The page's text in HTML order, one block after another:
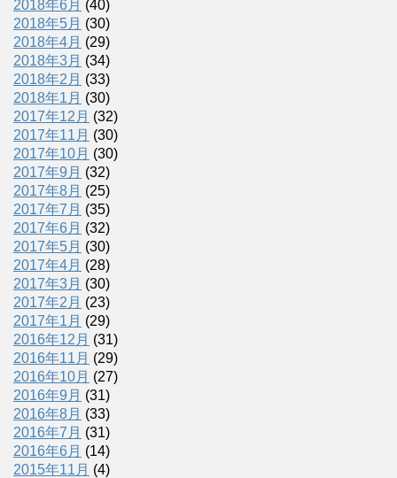
2018年6月 (40)
2018年5月 (30)
2018年4月 (29)
2018年3月 (34)
2018年2月 (33)
2018年1月 (30)
2017年12月 (32)
2017年11月 (30)
2017年10月 (30)
2017年9月 (32)
2017年8月 (25)
2017年7月 (35)
2017年6月 (32)
2017年5月 (30)
2017年4月 (28)
2017年3月 (30)
2017年2月 (23)
2017年1月 (29)
2016年12月 (31)
2016年11月 (29)
2016年10月 (27)
2016年9月 (31)
2016年8月 (33)
2016年7月 (31)
2016年6月 (14)
2015年11月 (4)